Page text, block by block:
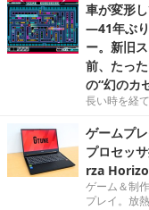
車が変形
―41年ぶり
ー。新旧
前、たっ
の“幻のカ
長い時を経
ゲームプ
プロセッ
rza
ゲーム＆制
プレイ。放